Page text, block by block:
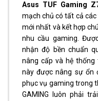
Asus TUF Gaming
mạch chủ có tất cả
mới nhất và kết hợp
nhu cầu gaming.
nhận độ bền chuẩn
nâng cấp và hệ
này được nâng sự ổn
phục vụ gaming trong
GAMING luôn phải